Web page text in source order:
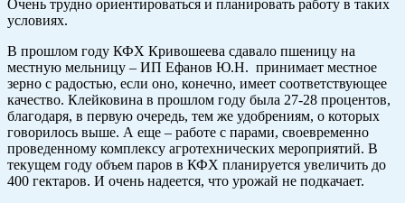
Очень трудно ориентироваться и планировать работу в таких
условиях.
В прошлом году КФХ Кривошеева сдавало пшеницу на
местную мельницу – ИП Ефанов Ю.Н. принимает местное
зерно с радостью, если оно, конечно, имеет соответствующее
качество. Клейковина в прошлом году была 27-28 процентов,
благодаря, в первую очередь, тем же удобрениям, о которых
говорилось выше. А еще – работе с парами, своевременно
проведенному комплексу агротехнических мероприятий. В
текущем году объем паров в КФХ планируется увеличить до
400 гектаров. И очень надеется, что урожай не подкачает.